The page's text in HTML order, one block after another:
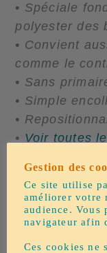
• Spéciale
polyester des
• Convient
comme le
• Sans
• Simple
•
• Voir toutes
Tri par défaut
Gestion des
Ce site utilise
améliorer votre
audience. Vous
navigateur afin
Ces cookies ne